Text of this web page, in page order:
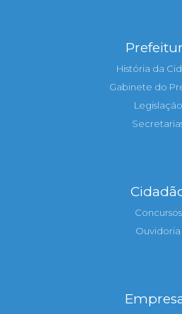
História da
Gabinete do
Legislação
Concursos
Ouvidoria